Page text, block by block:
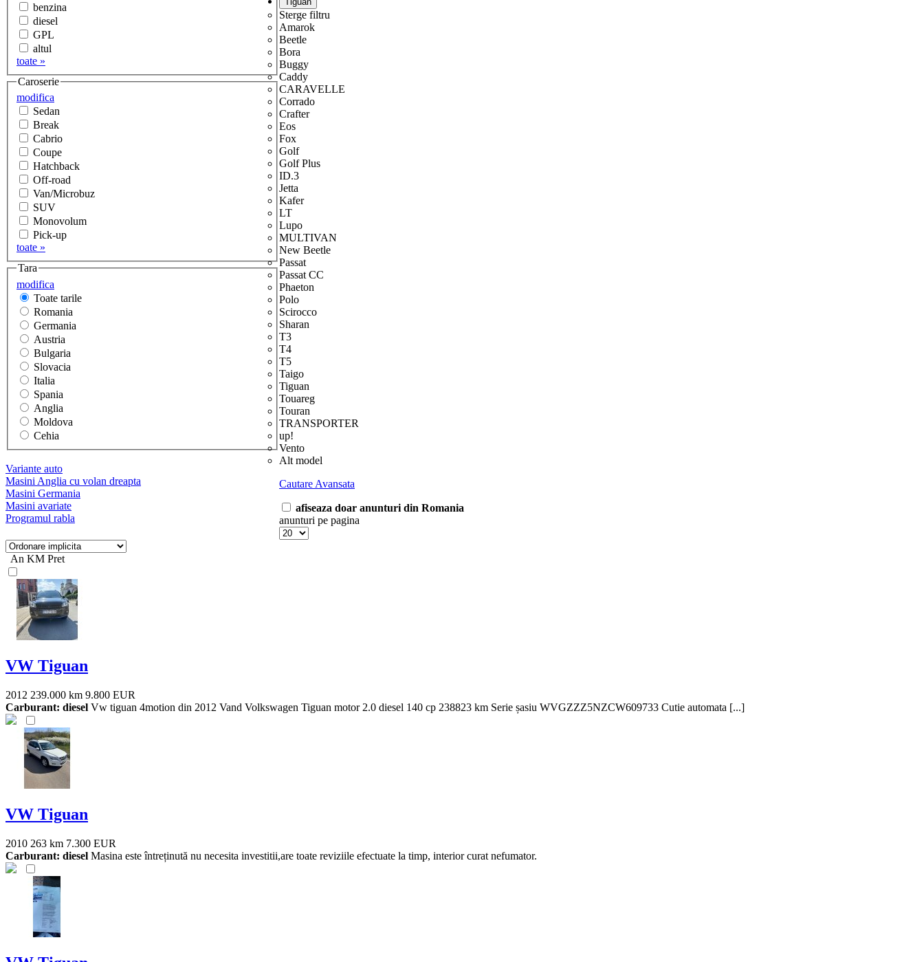
benzina
diesel
GPL
altul
toate »
modifica
Caroserie
Sedan
Break
Cabrio
Coupe
Hatchback
Off-road
Van/Microbuz
SUV
Monovolum
Pick-up
toate »
modifica
Tara
Toate tarile
Romania
Germania
Austria
Bulgaria
Slovacia
Italia
Spania
Anglia
Moldova
Cehia
Variante auto
Masini Anglia cu volan dreapta
Masini Germania
Masini avariate
Programul rabla
Sterge filtru
Amarok
Beetle
Bora
Buggy
Caddy
CARAVELLE
Corrado
Crafter
Eos
Fox
Golf
Golf Plus
ID.3
Jetta
Kafer
LT
Lupo
MULTIVAN
New Beetle
Passat
Passat CC
Phaeton
Polo
Scirocco
Sharan
T3
T4
T5
Taigo
Tiguan
Touareg
Touran
TRANSPORTER
up!
Vento
Alt model
Cautare Avansata
afiseaza doar anunturi din Romania
anunturi pe pagina
An KM Pret
VW Tiguan
2012 239.000 km 9.800 EUR
Carburant: diesel Vw tiguan 4motion din 2012 Vand Volkswagen Tiguan motor 2.0 diesel 140 cp 238823 km Serie șasiu WVGZZZ5NZCW609733 Cutie automata [...]
VW Tiguan
2010 263 km 7.300 EUR
Carburant: diesel Masina este întreținută nu necesita investitii,are toate reviziile efectuate la timp, interior curat nefumator.